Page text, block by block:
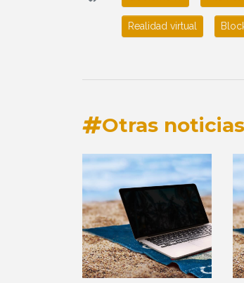
Realidad virtual
Otras